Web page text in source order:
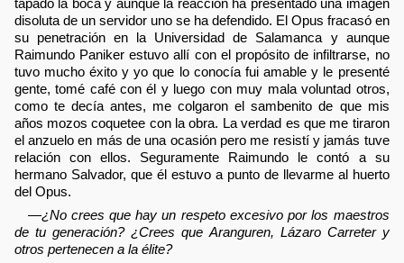
disoluta de un servidor uno se ha defendido. El Opus fracasó en
su penetración en la Universidad de Salamanca y aunque
Raimundo Paniker estuvo allí con el propósito de infiltrarse, no
tuvo mucho éxito y yo que lo conocía fui amable y le presenté
gente, tomé café con él y luego con muy mala voluntad otros,
como te decía antes, me colgaron el sambenito de que mis
años mozos coquetee con la obra. La verdad es que me tiraron
el anzuelo en más de una ocasión pero me resistí y jamás tuve
relación con ellos. Seguramente Raimundo le contó a su
hermano Salvador, que él estuvo a punto de llevarme al huerto
del Opus.
—¿No crees que hay un respeto excesivo por los maestros
de tu generación? ¿Crees que Aranguren, Lázaro Carreter y
otros pertenecen a la élite?